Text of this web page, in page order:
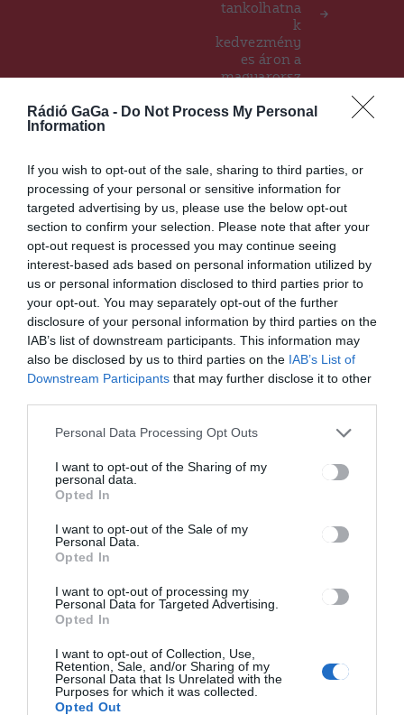
Rádió GaGa - Do Not Process My Personal
Information
If you wish to opt-out of the sale, sharing to third parties, or
processing of your personal or sensitive information for
targeted advertising by us, please use the below opt-out
section to confirm your selection. Please note that after your
opt-out request is processed you may continue seeing
interest-based ads based on personal information utilized by
us or personal information disclosed to third parties prior to
your opt-out. You may separately opt-out of the further
disclosure of your personal information by third parties on the
IAB’s list of downstream participants. This information may
also be disclosed by us to third parties on the IAB’s List of
Downstream Participants that may further disclose it to other
Personal Data Processing Opt Outs
I want to opt-out of the Sharing of my
personal data.
Opted In
I want to opt-out of the Sale of my
Personal Data.
Opted In
I want to opt-out of processing my
Personal Data for Targeted Advertising.
Opted In
I want to opt-out of Collection, Use,
Retention, Sale, and/or Sharing of my
Personal Data that Is Unrelated with the
Purposes for which it was collected.
Opted Out
tankolhatna
k
kedvezmény
es áron a
magyarorsz
töltőállomás
Ez is érdekelheti
HÍRLISTA
Könnyen letölthető az
igazolvány
HÍRLISTA
prefektus
Keresés